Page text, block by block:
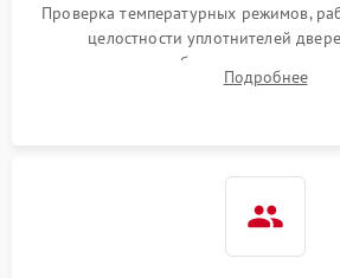
работе
2000 ₽
1000 ₽
1800 ₽
Проверка температурных режимов,
целостности уплотнителей
сопротивления обмоток мотора,
считывание кодов ошибок с
Подробнее